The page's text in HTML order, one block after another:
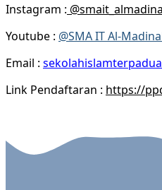
Instagram :
Youtube : @SMA IT Al-
Email :
Link Pendaftaran : https://